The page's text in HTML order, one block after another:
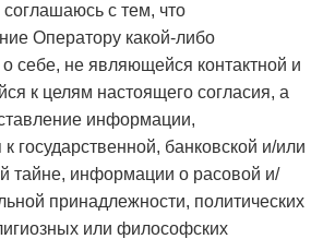
с тем, что
Оператору какой-либо
себе, не являющейся контактной и
к целям настоящего согласия, а
информации,
государственной, банковской и/или
тайне, информации о расовой и/
принадлежности, политических
или философских